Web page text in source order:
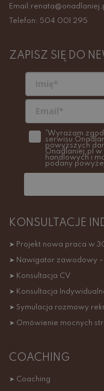
Telefon: 504 001 295
ZAPISZ SIĘ DO
*Wyrażam
serwisu
powyższych
Onadlaniej.pl
handlowych i
podany
KONSULTACJE
➤ Projekt nowa praca w
➤ Nawigator zawodowy
➤ Konsultacja CV
➤ Konsultacja
➤ Symulacja rozmowy
➤ Omówienie mocnych
COACHING
➤ Coaching